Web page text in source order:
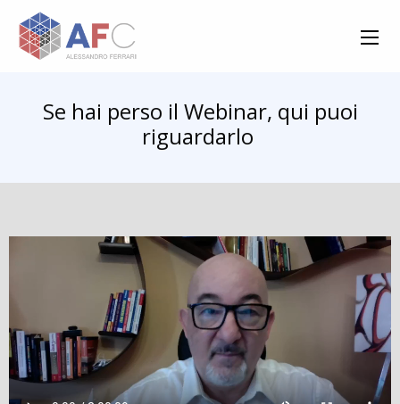
Se hai perso il Webinar, qui puoi
riguardarlo